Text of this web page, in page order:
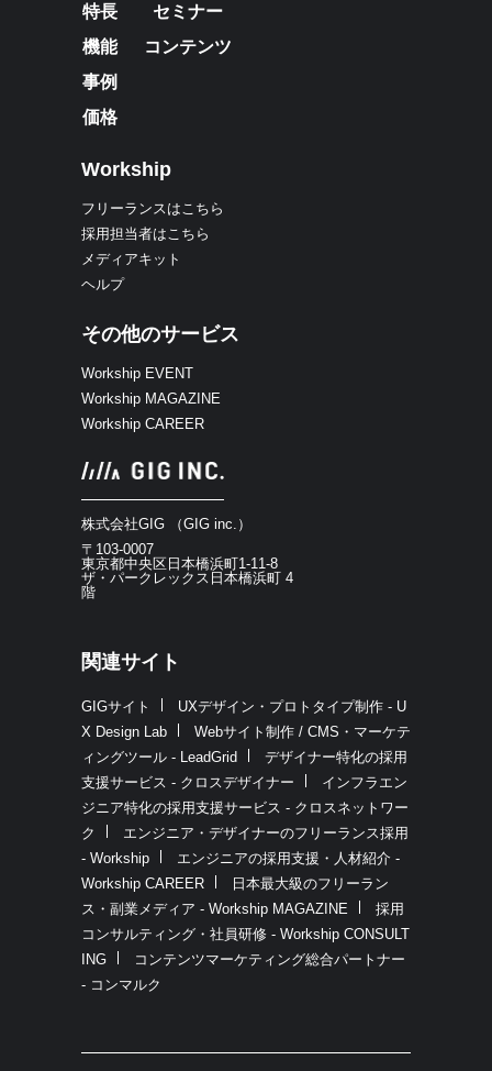
特長
機能
事例
価格
セミナー
コンテンツ
Workship
フリーランスはこちら
採用担当者はこちら
メディアキット
ヘルプ
その他のサービス
Workship EVENT
Workship MAGAZINE
Workship CAREER
株式会社GIG （GIG inc.）
〒103-0007
東京都中央区日本橋浜町1-11-8
ザ・パークレックス日本橋浜町 4
階
関連サイト
GIGサイト
UXデザイン・プロトタイプ制作 - U
X Design Lab
Webサイト制作 / CMS・マーケテ
ィングツール - LeadGrid
デザイナー特化の採用
支援サービス - クロスデザイナー
インフラエン
ジニア特化の採用支援サービス - クロスネットワー
ク
エンジニア・デザイナーのフリーランス採用
- Workship
エンジニアの採用支援・人材紹介 -
Workship CAREER
日本最大級のフリーラン
ス・副業メディア - Workship MAGAZINE
採用
コンサルティング・社員研修 - Workship CONSULT
ING
コンテンツマーケティング総合パートナー
- コンマルク